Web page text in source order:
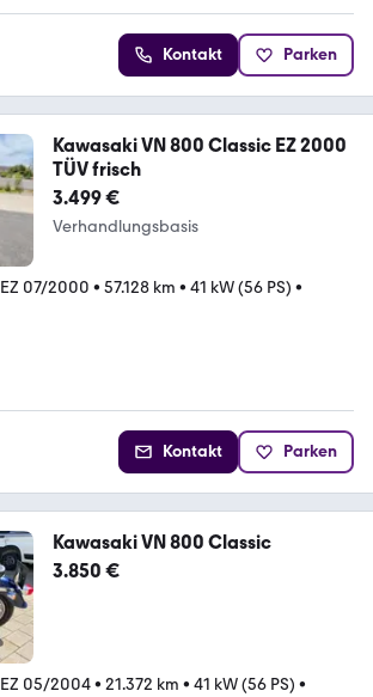
Kontakt Parken
Kawasaki VN 800 Classic EZ 2000
TÜV frisch
3.499 €
Verhandlungsbasis
EZ 07/2000 • 57.128 km • 41 kW (56 PS) •
Kontakt Parken
Kawasaki VN 800 Classic
3.850 €
EZ 05/2004• 21.372 km • 41 kW (56 PS) •